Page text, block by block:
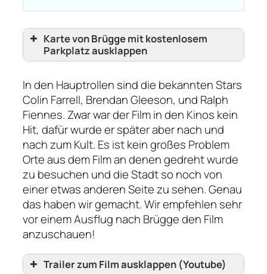
Karte von Brügge mit kostenlosem
Parkplatz ausklappen
Kostenlos parken bei Brügge
Scanne den Qr Code oder klicke ihn an,
um einen empfehlenswerten,
In den Hauptrollen sind die bekannten Stars
Colin Farrell, Brendan Gleeson, und Ralph
Fiennes. Zwar war der Film in den Kinos kein
Hit, dafür wurde er später aber nach und
nach zum Kult. Es ist kein großes Problem
Orte aus dem Film an denen gedreht wurde
zu besuchen und die Stadt so noch von
einer etwas anderen Seite zu sehen. Genau
das haben wir gemacht. Wir empfehlen sehr
vor einem Ausflug nach Brügge den Film
anzuschauen!
Trailer zum Film ausklappen (Youtube)